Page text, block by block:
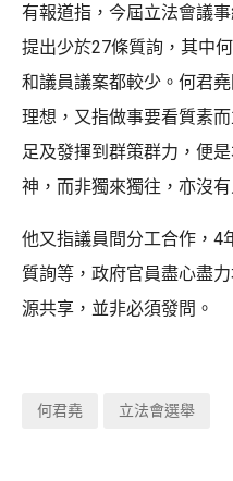
有報道指，今屆立法會議
提出少於27條質詢，其中
和議員議案都較少。何君
理想，又指做事要看質素
足及發揮到群策群力，便
神，而非獨來獨往，亦沒
他又指議員間分工合作，4
質詢等，政府官員盡心盡
源共享，並非必須發問。
何君堯 立法會選舉